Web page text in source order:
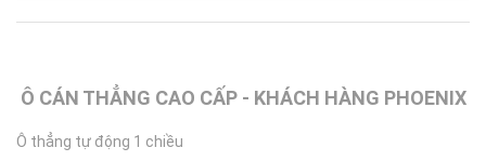
Ô CÁN THẲNG CAO CẤP - KHÁCH HÀNG PHOENIX
Ô thẳng tự động 1 chiều